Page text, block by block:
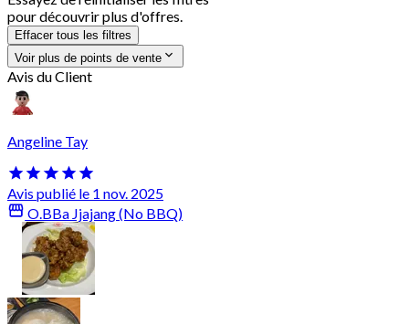
pour découvrir plus d'offres.
Effacer tous les filtres
Voir plus de points de vente
Avis du Client
Angeline Tay
Avis publié le 1 nov. 2025
O.BBa Jjajang (No BBQ)